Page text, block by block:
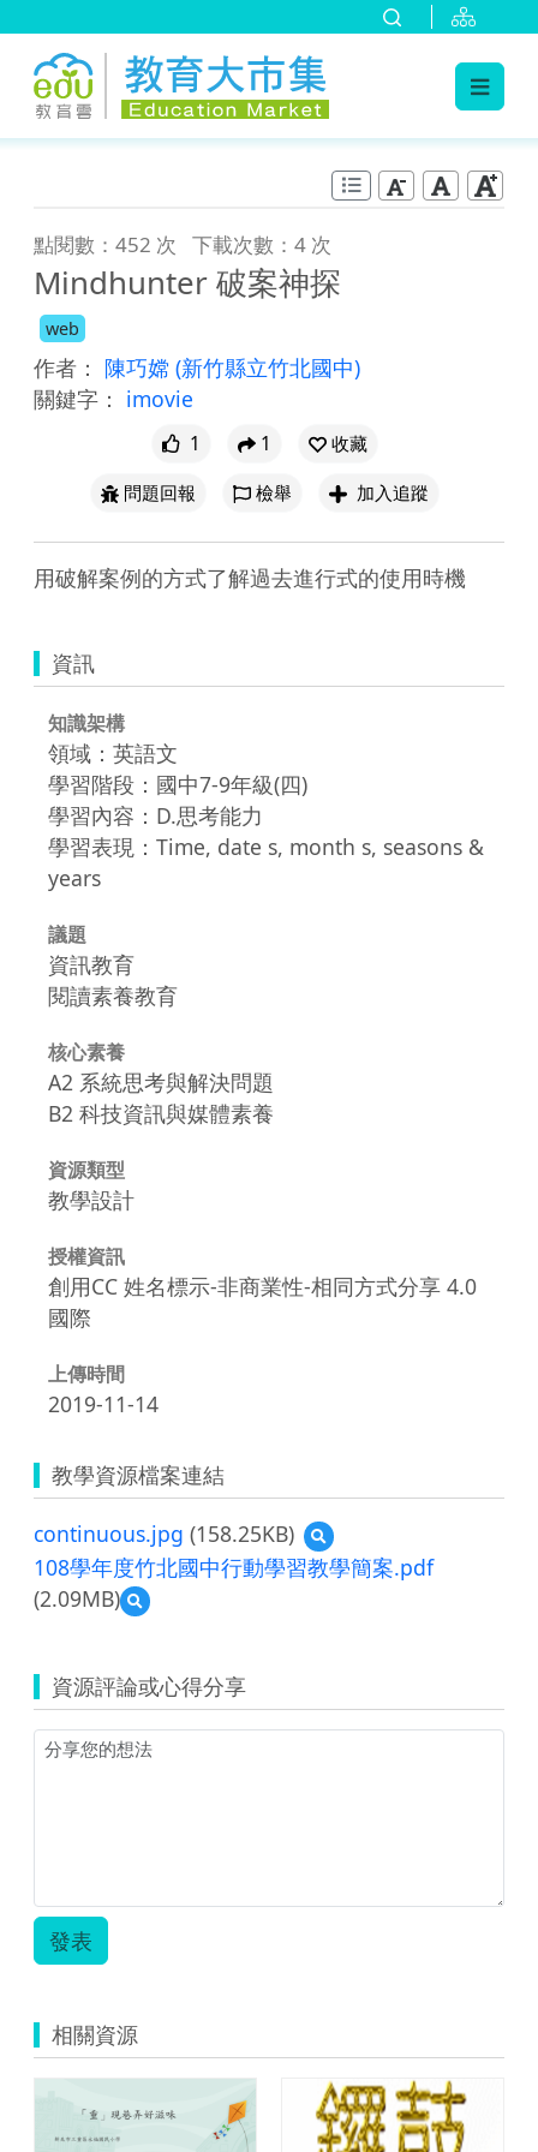
點閱數：452 次 下載次數：4 次
Mindhunter 破案神探
web
作者： 陳巧嫦 (新竹縣立竹北國中)
關鍵字： imovie
1 1
收藏
問題回報
檢舉 加入追蹤
用破解案例的方式了解過去進行式的使用時機
資訊
知識架構
領域：英語文
學習階段：國中7-9年級(四)
學習內容：D.思考能力
學習表現：Time, date s, month s, seasons &
years
議題
資訊教育
閱讀素養教育
核心素養
A2 系統思考與解決問題
B2 科技資訊與媒體素養
資源類型
教學設計
授權資訊
創用CC 姓名標示-非商業性-相同方式分享 4.0
國際
上傳時間
2019-11-14
教學資源檔案連結
continuous.jpg (158.25KB)
預
覽
continuous.jpg
108學年度竹北國中行動學習教學簡案.pdf
(2.09MB)
預
覽
年
度
竹
北
資源評論或心得分享
發表
相關資源